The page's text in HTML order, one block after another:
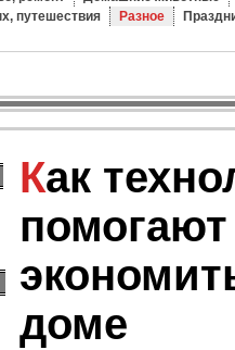
путешествия
Разное
Как технологии
доме